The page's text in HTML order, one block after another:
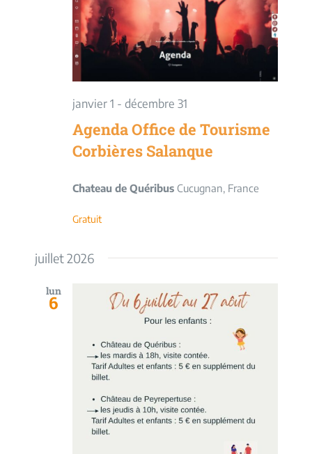
vues
janvier 1 - décembre 31
Agenda Office de Tourisme
Corbières Salanque
Chateau de Quéribus Cucugnan, France
Gratuit
juillet 2026
lun
6